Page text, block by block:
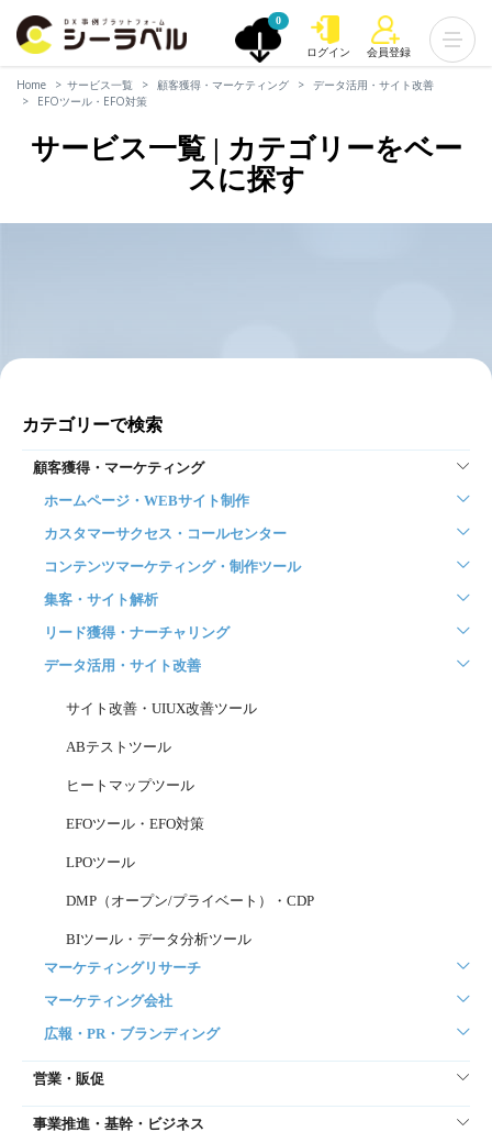
0
ログイン 会員登録
Home サービス一覧 顧客獲得・マーケティング
データ活用・サイト改善
EFOツール・EFO対策
サービス一覧 | カテゴリーをベー
スに探す
カテゴリーで検索
顧客獲得・マーケティング
ホームページ・WEBサイト制作
カスタマーサクセス・コールセンター
コンテンツマーケティング・制作ツール
集客・サイト解析
リード獲得・ナーチャリング
データ活用・サイト改善
サイト改善・UIUX改善ツール
ABテストツール
ヒートマップツール
EFOツール・EFO対策
LPOツール
DMP（オープン/プライベート）・CDP
BIツール・データ分析ツール
マーケティングリサーチ
マーケティング会社
広報・PR・ブランディング
営業・販促
事業推進・基幹・ビジネス